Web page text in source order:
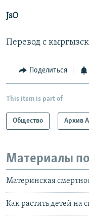
JsO
Перевод с
Поделиться
This item is part of
Общество Архив
Материалы
Материнская
Как растить детей на